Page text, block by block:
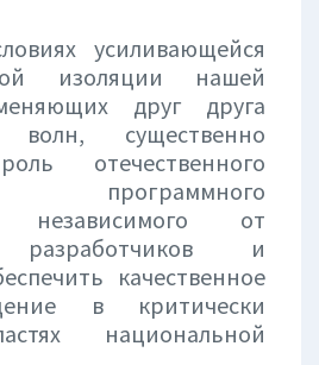
усиливающейся
изоляции нашей
друг друга
волн, существенно
отечественного
программного
независимого от
разработчиков и
качественное
в критически
национальной